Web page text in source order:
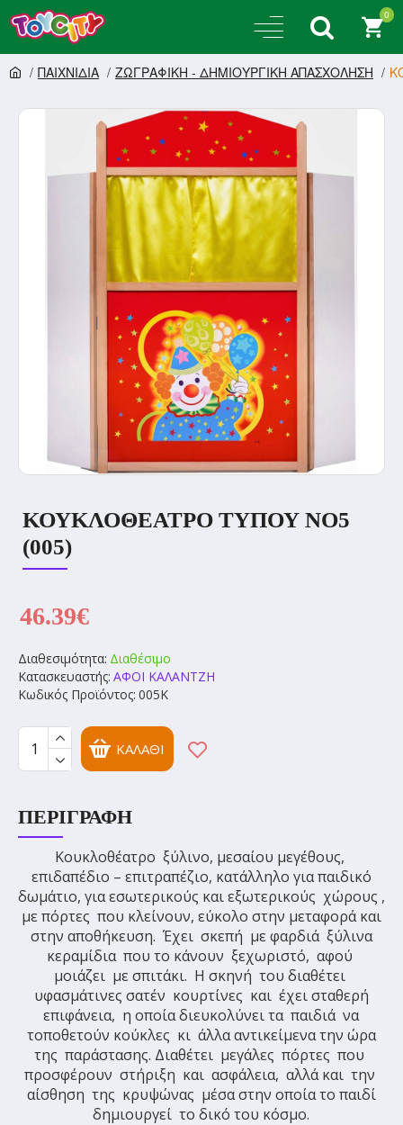
0
ΠΑΙΧΝΙΔΙΑ ΖΩΓΡΑΦΙΚΗ - ΔΗΜΙΟΥΡΓΙΚΗ ΑΠΑΣΧΟΛΗΣΗ
ΚΟΥΚΛΟΘΕΑΤΡΟ ΤΥΠΟΥ ΝΟ5
(005)
Διαθεσιμότητα: Διαθέσιμο
Κατασκευαστής: ΑΦΟΙ ΚΑΛΑΝΤΖΗ
Κωδικός Προϊόντος: 005Κ
46.39€
ΚΑΛΆΘΙ
ΠΕΡΙΓΡΑΦΉ
Κουκλοθέατρο ξύλινο, μεσαίου μεγέθους,
επιδαπέδιο – επιτραπέζιο, κατάλληλο για παιδικό
δωμάτιο, για εσωτερικούς και εξωτερικούς χώρους ,
με πόρτες που κλείνουν, εύκολο στην μεταφορά και
στην αποθήκευση. Έχει σκεπή με φαρδιά ξύλινα
κεραμίδια που το κάνουν ξεχωριστό, αφού
μοιάζει με σπιτάκι. Η σκηνή του διαθέτει
υφασμάτινες σατέν κουρτίνες και έχει σταθερή
επιφάνεια, η οποία διευκολύνει τα παιδιά να
τοποθετούν κούκλες κι άλλα αντικείμενα την ώρα
της παράστασης. Διαθέτει μεγάλες πόρτες που
προσφέρουν στήριξη και ασφάλεια, αλλά και την
αίσθηση της κρυψώνας μέσα στην οποία το παιδί
δημιουργεί το δικό του κόσμο.